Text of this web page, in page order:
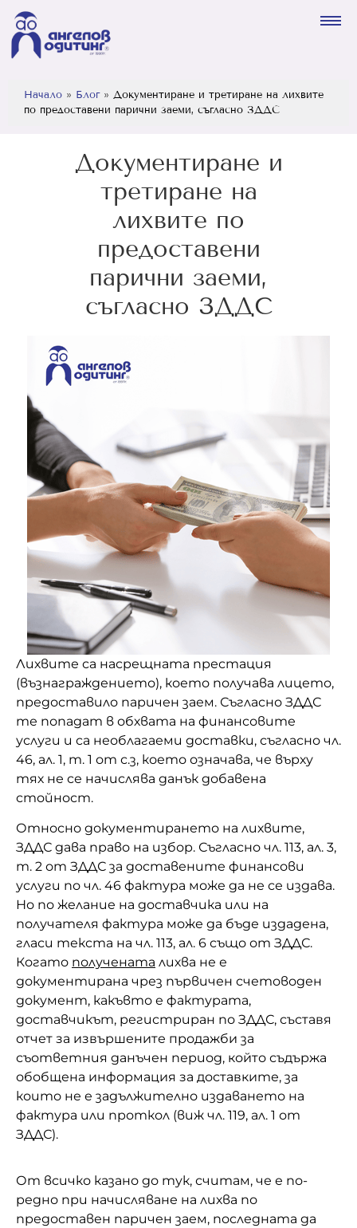
Начало » Блог» Документиране и третиране на лихвите
по предоставени парични заеми, съгласно ЗДДС
Документиране и
третиране на
лихвите по
предоставени
парични заеми,
съгласно ЗДДС
Лихвите са насрещната престация
(възнаграждението), което получава лицето,
предоставило паричен заем. Съгласно ЗДДС
те попадат в обхвата на финансовите
услуги и са необлагаеми доставки, съгласно чл.
46, ал. 1, т. 1 от с.з, което означава, че върху
тях не се начислява данък добавена
стойност.
Относно документирането на лихвите,
ЗДДС дава право на избор. Съгласно чл. 113, ал. 3,
т. 2 от ЗДДС за доставените финансови
услуги по чл. 46 фактура може да не се издава.
Но по желание на доставчика или на
получателя фактура може да бъде издадена,
гласи текста на чл. 113, ал. 6 също от ЗДДС.
Когато получената лихва не е
документирана чрез първичен счетоводен
документ, какъвто е фактурата,
доставчикът, регистриран по ЗДДС, съставя
отчет за извършените продажби за
съответния данъчен период, който съдържа
обобщена информация за доставките, за
които не е задължително издаването на
фактура или проткол (виж чл. 119, ал. 1 от
ЗДДС).
От всичко казано до тук, считам, че е по-
редно при начисляване на лихва по
предоставен паричен заем, последната да